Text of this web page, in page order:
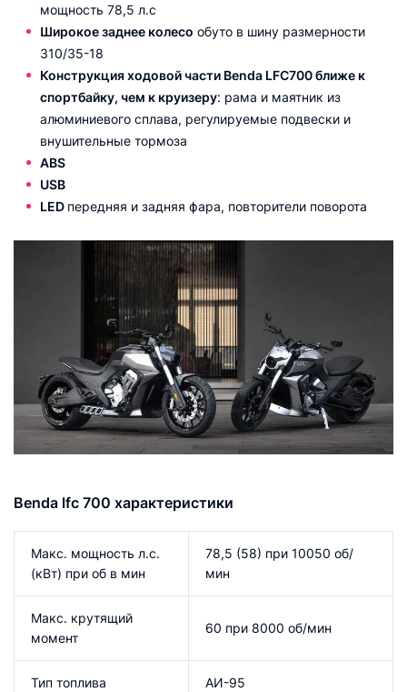
мощность 78,5 л.с
Широкое заднее колесо обуто в шину размерности
310/35-18
Конструкция ходовой части Benda LFC700 ближе к
спортбайку, чем к круизеру: рама и маятник из
алюминиевого сплава, регулируемые подвески и
внушительные тормоза
ABS
USB
LED передняя и задняя фара, повторители поворота
Benda lfc 700 характеристики
Макс. мощность л.с.
(кВт) при об в мин
78,5 (58) при 10050 об/
мин
Макс. крутящий
момент
60 при 8000 об/мин
Тип топлива АИ-95